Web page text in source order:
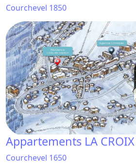
Courchevel 1850
Appartements LA CROIX
Courchevel 1650